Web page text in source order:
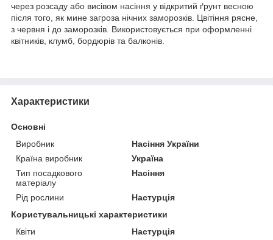
через розсаду або висівом насіння у відкритий ґрунт весною
після того, як мине загроза нічних заморозків. Цвітіння рясне,
з червня і до заморозків. Використовується при оформленні
квітників, клумб, бордюрів та балконів.
Характеристики
Основні
Виробник
Насіння України
Країна виробник
Україна
Тип посадкового
матеріалу
Насіння
Рід рослини
Настурція
Користувальницькі характеристики
Квіти
Настурція